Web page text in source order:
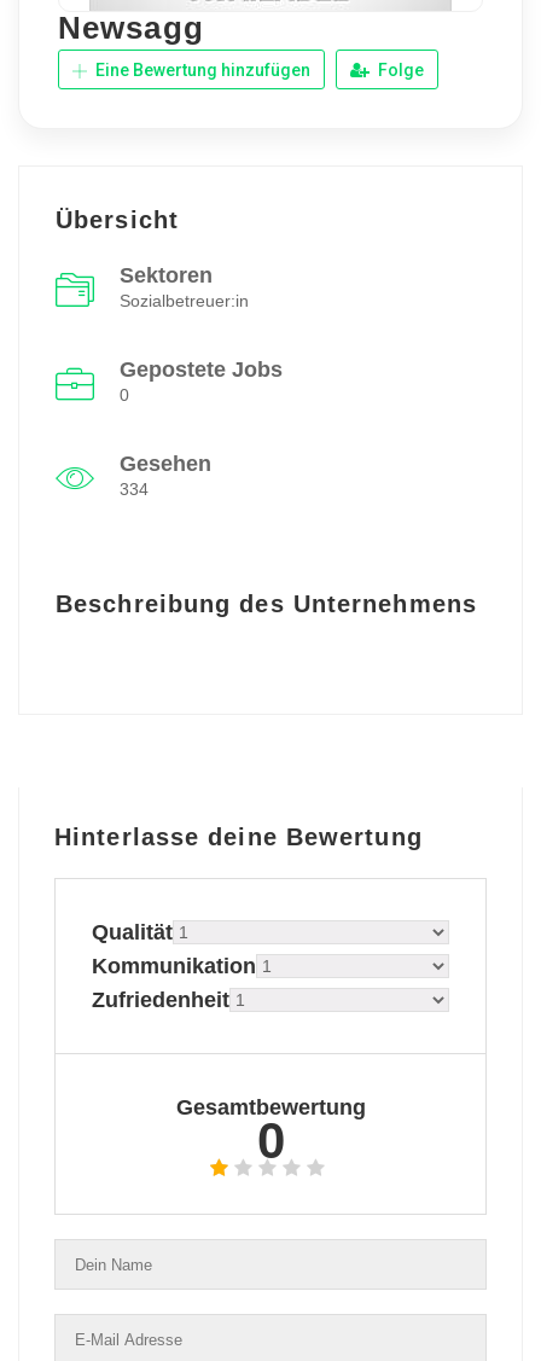
Newsagg
Eine Bewertung hinzufügen Folge
Übersicht
Sektoren
Sozialbetreuer:in
Gepostete Jobs
0
Gesehen
334
Beschreibung des Unternehmens
Hinterlasse deine Bewertung
Qualität
Kommunikation
Zufriedenheit
Gesamtbewertung
0